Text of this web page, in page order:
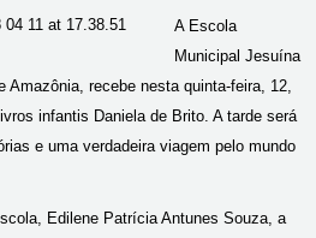
A Escola
Municipal Jesuína
Amazônia, recebe nesta quinta-feira, 12,
infantis Daniela de Brito. A tarde será
e uma verdadeira viagem pelo mundo
Edilene Patrícia Antunes Souza, a